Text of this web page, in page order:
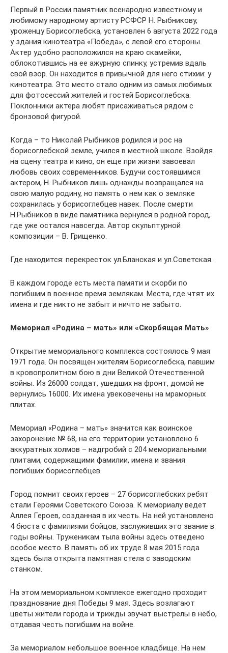
Первый в России памятник всенародно известному и
любимому народному артисту РСФСР Н. Рыбникову,
уроженцу Борисоглебска, установлен 6 августа 2022 года
у здания кинотеатра «Победа», с левой его стороны.
Актер удобно расположился на краю скамейки,
облокотившись на ее ажурную спинку, устремив вдаль
свой взор. Он находится в привычной для него стихии: у
кинотеатра. Это место стало одним из самых любимых
для фотосессий жителей и гостей Борисоглебска.
Поклонники актера любят присаживаться рядом с
бронзовой фигурой.
Когда – то Николай Рыбников родился и рос на
борисоглебской земле, учился в местной школе. Взойдя
на сцену театра и кино, он еще при жизни завоевал
любовь своих современников. Будучи состоявшимся
актером, Н. Рыбников лишь однажды возвращался на
свою малую родину, но память о нем как о земляке
сохранилась у борисоглебцев навек. После смерти
Н.Рыбников в виде памятника вернулся в родной город,
где уже остался навсегда. Автор скульптурной
композиции – В. Грищенко.
Где находится: перекресток ул.Бланская и ул.Советская.
В каждом городе есть места памяти и скорби по
погибшим в военное время землякам. Места, где чтят их
имена и где никто не забыт и ничто не забыто.
Мемориал «Родина – мать» или «Скорбящая Мать»
Открытие мемориального комплекса состоялось 9 мая
1971 года. Он посвящен жителям Борисоглебска, павшим
в кровопролитном бою в дни Великой Отечественной
войны. Из 26000 солдат, ушедших на фронт, домой не
вернулись 16000. Их имена увековечены на мраморных
плитах.
Мемориал «Родина – мать» значится как воинское
захоронение № 68, на его территории установлено 6
аккуратных холмов – надгробий с 204 мемориальными
плитами, содержащими фамилии, имена и звания
погибших борисоглебцев.
Город помнит своих героев – 27 борисоглебских ребят
стали Героями Советского Союза. К мемориалу ведет
Аллея Героев, созданная в их честь. На ней установлено
4 бюста с фамилиями бойцов, заслуживших это звание в
годы войны. Труженикам тыла войны здесь отведено
особое место. В память об их труде 8 мая 2015 года
здесь была открыта памятная стела с заводским
станком.
На этом мемориальном комплексе ежегодно проходит
празднование дня Победы 9 мая. Здесь возлагают
цветы жители города и трижды звучат выстрелы в небо,
отдавая честь погибшим на войне.
За мемориалом небольшое военное кладбище. На нем